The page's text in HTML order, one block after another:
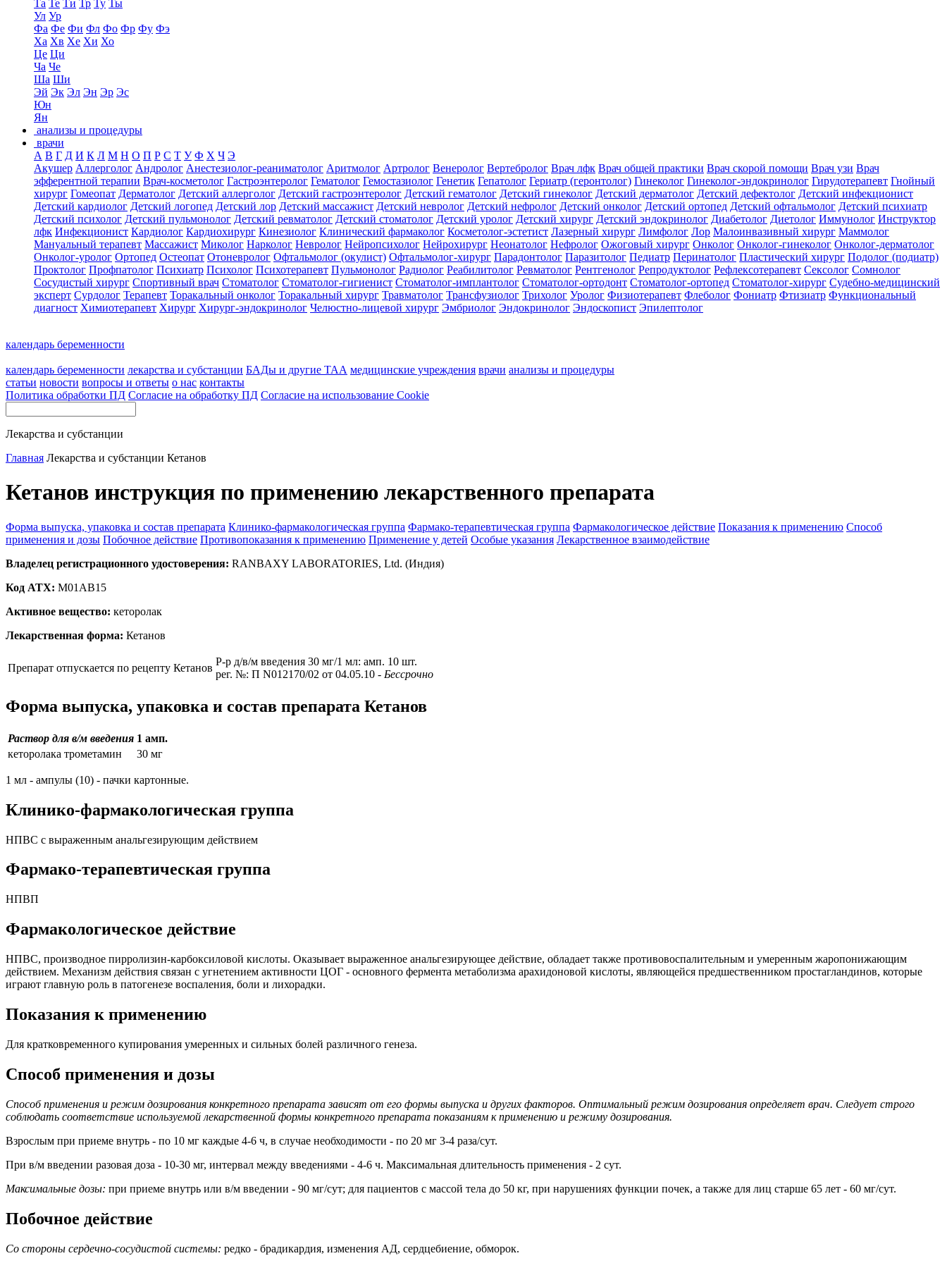
Та Те Ти Тр Ту Ты
Ул Ур
Фа Фе Фи Фл Фо Фр Фу Фэ
Ха Хв Хе Хи Хо
Це Ци
Ча Че
Ша Ши
Эй Эк Эл Эн Эр Эс
Юн
Ян
анализы и процедуры
врачи
А В Г Д И К Л М Н О П Р С Т У Ф Х Ч Э
Акушер Аллерголог Андролог Анестезиолог-реаниматолог Аритмолог Артролог Венеролог Вертебролог Врач лфк Врач общей практики Врач скорой помощи Врач узи Врач
эфферентной терапии Врач-косметолог Гастроэнтеролог Гематолог Гемостазиолог Генетик Гепатолог Гериатр (геронтолог) Гинеколог Гинеколог-эндокринолог Гирудотерапевт Гнойный
хирург Гомеопат Дерматолог Детский аллерголог Детский гастроэнтеролог Детский гематолог Детский гинеколог Детский дерматолог Детский дефектолог Детский инфекционист
Детский кардиолог Детский логопед Детский лор Детский массажист Детский невролог Детский нефролог Детский онколог Детский ортопед Детский офтальмолог Детский психиатр
Детский психолог Детский пульмонолог Детский ревматолог Детский стоматолог Детский уролог Детский хирург Детский эндокринолог Диабетолог Диетолог Иммунолог Инструктор
лфк Инфекционист Кардиолог Кардиохирург Кинезиолог Клинический фармаколог Косметолог-эстетист Лазерный хирург Лимфолог Лор Малоинвазивный хирург Маммолог
Мануальный терапевт Массажист Миколог Нарколог Невролог Нейропсихолог Нейрохирург Неонатолог Нефролог Ожоговый хирург Онколог Онколог-гинеколог Онколог-дерматолог
Онколог-уролог Ортопед Остеопат Отоневролог Офтальмолог (окулист) Офтальмолог-хирург Парадонтолог Паразитолог Педиатр Перинатолог Пластический хирург Подолог (подиатр)
Проктолог Профпатолог Психиатр Психолог Психотерапевт Пульмонолог Радиолог Реабилитолог Ревматолог Рентгенолог Репродуктолог Рефлексотерапевт Сексолог Сомнолог
Сосудистый хирург Спортивный врач Стоматолог Стоматолог-гигиенист Стоматолог-имплантолог Стоматолог-ортодонт Стоматолог-ортопед Стоматолог-хирург Судебно-медицинский
эксперт Сурдолог Терапевт Торакальный онколог Торакальный хирург Травматолог Трансфузиолог Трихолог Уролог Физиотерапевт Флеболог Фониатр Фтизиатр Функциональный
диагност Химиотерапевт Хирург Хирург-эндокринолог Челюстно-лицевой хирург Эмбриолог Эндокринолог Эндоскопист Эпилептолог
календарь беременности
календарь беременности лекарства и субстанции БАДы и другие ТАА медицинские учреждения врачи анализы и процедуры
статьи новости вопросы и ответы о нас контакты
Политика обработки ПД Согласие на обработку ПД Согласие на использование Cookie
Лекарства и субстанции
Главная Лекарства и субстанции Кетанов
Кетанов инструкция по применению лекарственного препарата
Форма выпуска, упаковка и состав препарата Клинико-фармакологическая группа Фармако-терапевтическая группа Фармакологическое действие Показания к применению Способ
применения и дозы Побочное действие Противопоказания к применению Применение у детей Особые указания Лекарственное взаимодействие
Владелец регистрационного удостоверения: RANBAXY LABORATORIES, Ltd. (Индия)
Код ATX: M01AB15
Активное вещество: кеторолак
Лекарственная форма: Кетанов
Препарат отпускается по рецепту Кетанов
Р-р д/в/м введения 30 мг/1 мл: амп. 10 шт.
рег. №: П N012170/02 от 04.05.10 - Бессрочно
Форма выпуска, упаковка и состав препарата Кетанов
Раствор для в/м введения 1 амп.
кеторолака трометамин
30 мг
1 мл - ампулы (10) - пачки картонные.
Клинико-фармакологическая группа
НПВС с выраженным анальгезирующим действием
Фармако-терапевтическая группа
НПВП
Фармакологическое действие
НПВС, производное пирролизин-карбоксиловой кислоты. Оказывает выраженное анальгезирующее действие, обладает также противовоспалительным и умеренным жаропонижающим
действием. Механизм действия связан с угнетением активности ЦОГ - основного фермента метаболизма арахидоновой кислоты, являющейся предшественником простагландинов, которые
играют главную роль в патогенезе воспаления, боли и лихорадки.
Показания к применению
Для кратковременного купирования умеренных и сильных болей различного генеза.
Способ применения и дозы
Способ применения и режим дозирования конкретного препарата зависят от его формы выпуска и других факторов. Оптимальный режим дозирования определяет врач. Следует строго
соблюдать соответствие используемой лекарственной формы конкретного препарата показаниям к применению и режиму дозирования.
Взрослым при приеме внутрь - по 10 мг каждые 4-6 ч, в случае необходимости - по 20 мг 3-4 раза/сут.
При в/м введении разовая доза - 10-30 мг, интервал между введениями - 4-6 ч. Максимальная длительность применения - 2 сут.
Максимальные дозы: при приеме внутрь или в/м введении - 90 мг/сут; для пациентов с массой тела до 50 кг, при нарушениях функции почек, а также для лиц старше 65 лет - 60 мг/сут.
Побочное действие
Со стороны сердечно-сосудистой системы: редко - брадикардия, изменения АД, сердцебиение, обморок.